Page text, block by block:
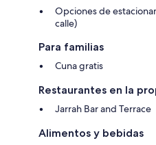
Opciones de
calle)
Para familias
Cuna gratis
Restaurantes en la
Jarrah Bar and Terrace
Alimentos y bebidas